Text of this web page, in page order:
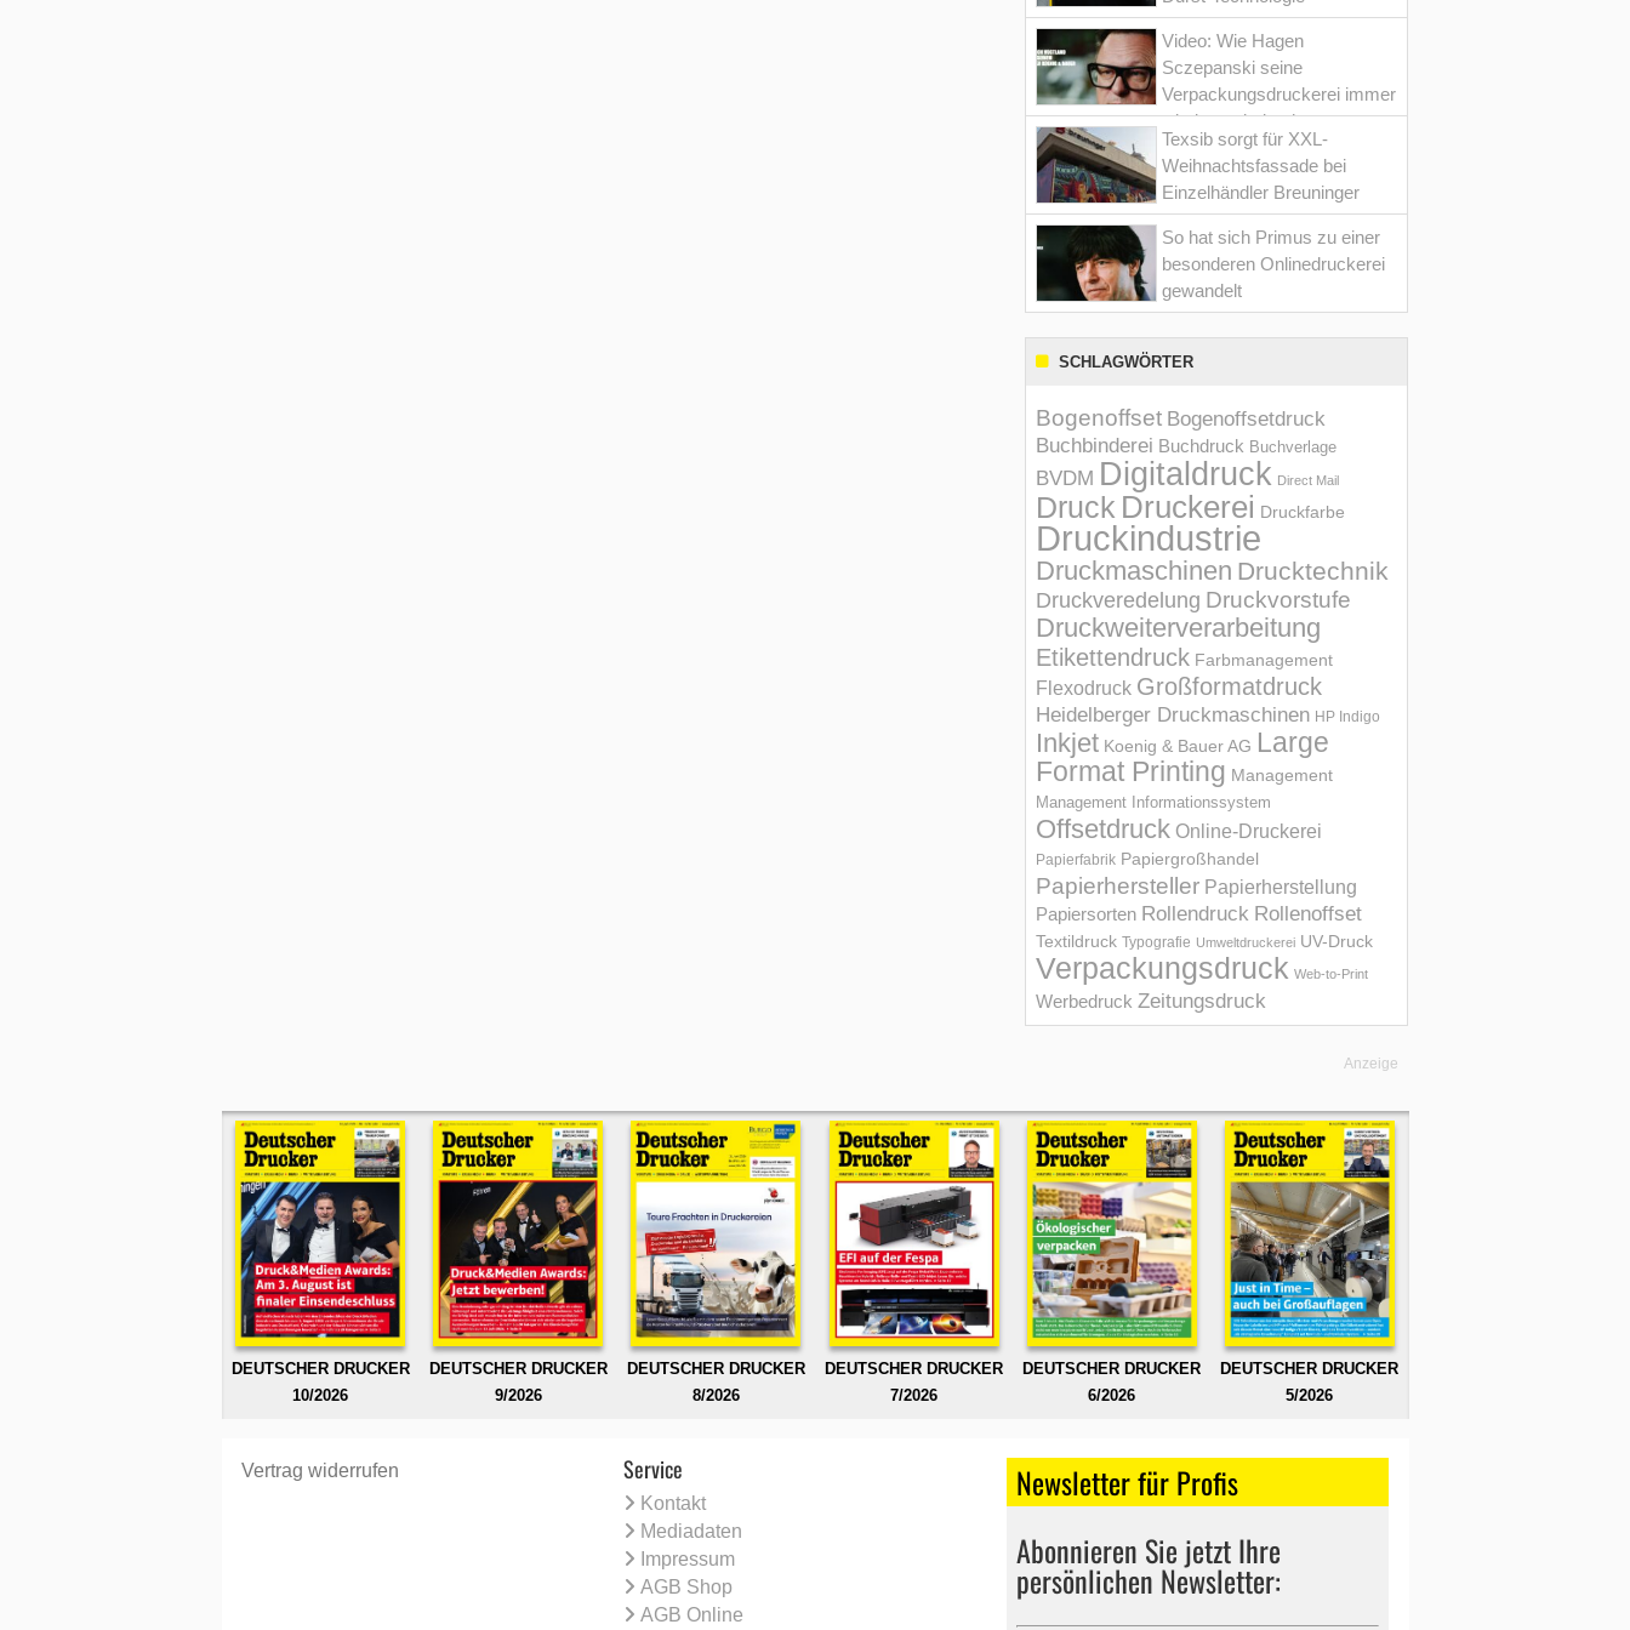
Video: Wie Hagen
Sczepanski seine
Verpackungsdruckerei immer
wieder optimiert hat
Texsib sorgt für XXL-
Weihnachtsfassade bei
Einzelhändler Breuninger
So hat sich Primus zu einer
besonderen Onlinedruckerei
gewandelt
SCHLAGWÖRTER
Bogenoffset Bogenoffsetdruck
Buchbinderei Buchdruck Buchverlage
BVDM Digitaldruck Direct Mail
Druck Druckerei Druckfarbe
Druckindustrie
Druckmaschinen Drucktechnik
Druckveredelung Druckvorstufe
Druckweiterverarbeitung
Etikettendruck Farbmanagement
Flexodruck Großformatdruck
Heidelberger Druckmaschinen HP Indigo
Inkjet Koenig & Bauer AG Large
Format Printing Management
Management Informations­system
Offsetdruck Online-Druckerei
Papierfabrik Papiergroßhandel
Papierhersteller Papierherstellung
Papiersorten Rollendruck Rollenoffset
Textildruck Typografie Umweltdruckerei UV-Druck
Verpackungsdruck Web-to-Print
Werbedruck Zeitungsdruck
Anzeige
DEUTSCHER DRUCKER
10/2026
DEUTSCHER DRUCKER
9/2026
DEUTSCHER DRUCKER
8/2026
DEUTSCHER DRUCKER
7/2026
DEUTSCHER DRUCKER
6/2026
DEUTSCHER DRUCKER
5/2026
Vertrag widerrufen Service
Kontakt
Mediadaten
Impressum
AGB Shop
AGB Online
Newsletter für Profis
Abonnieren Sie jetzt Ihre
persönlichen Newsletter: